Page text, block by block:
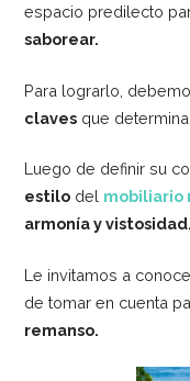
espacio predilecto
saborear.
Para lograrlo,
claves que
Luego de definir su
estilo del mobiliario
armonía y vistosidad.
Le invitamos a
de tomar en cuenta
remanso.